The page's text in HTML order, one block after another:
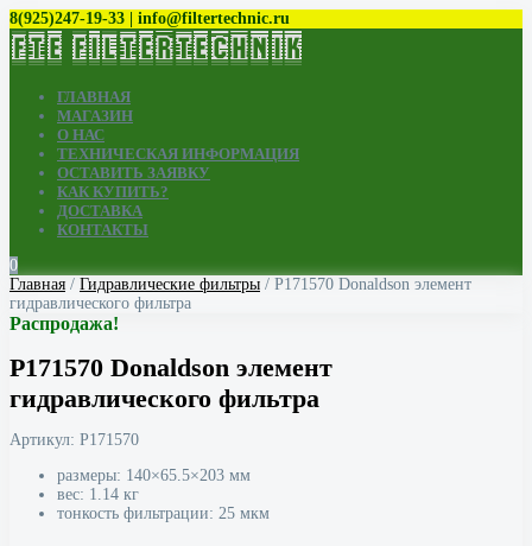
8(925)247-19-33 | info@filtertechnic.ru
ГЛАВНАЯ
МАГАЗИН
О НАС
ТЕХНИЧЕСКАЯ ИНФОРМАЦИЯ
ОСТАВИТЬ ЗАЯВКУ
КАК КУПИТЬ?
ДОСТАВКА
КОНТАКТЫ
0
Главная / Гидравлические фильтры / P171570 Donaldson элемент
гидравлического фильтра
Распродажа!
P171570 Donaldson элемент
гидравлического фильтра
Артикул: P171570
размеры: 140×65.5×203 мм
вес: 1.14 кг
тонкость фильтрации: 25 мкм